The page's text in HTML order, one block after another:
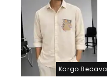
Kargo Bedava